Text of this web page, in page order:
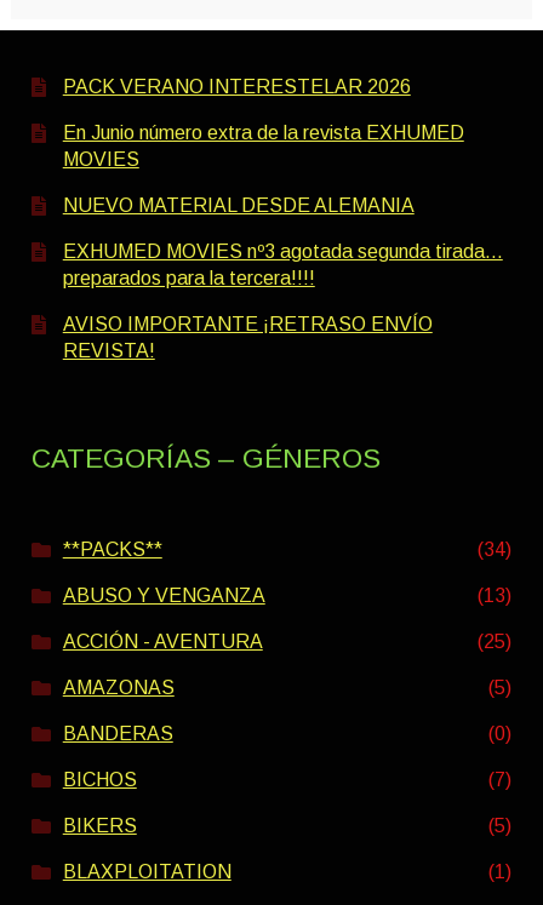
PACK VERANO INTERESTELAR 2026
En Junio número extra de la revista EXHUMED
MOVIES
NUEVO MATERIAL DESDE ALEMANIA
EXHUMED MOVIES nº3 agotada segunda tirada…
preparados para la tercera!!!!
AVISO IMPORTANTE ¡RETRASO ENVÍO
REVISTA!
CATEGORÍAS – GÉNEROS
**PACKS** (34)
ABUSO Y VENGANZA (13)
ACCIÓN - AVENTURA (25)
AMAZONAS (5)
BANDERAS (0)
BICHOS (7)
BIKERS (5)
BLAXPLOITATION (1)